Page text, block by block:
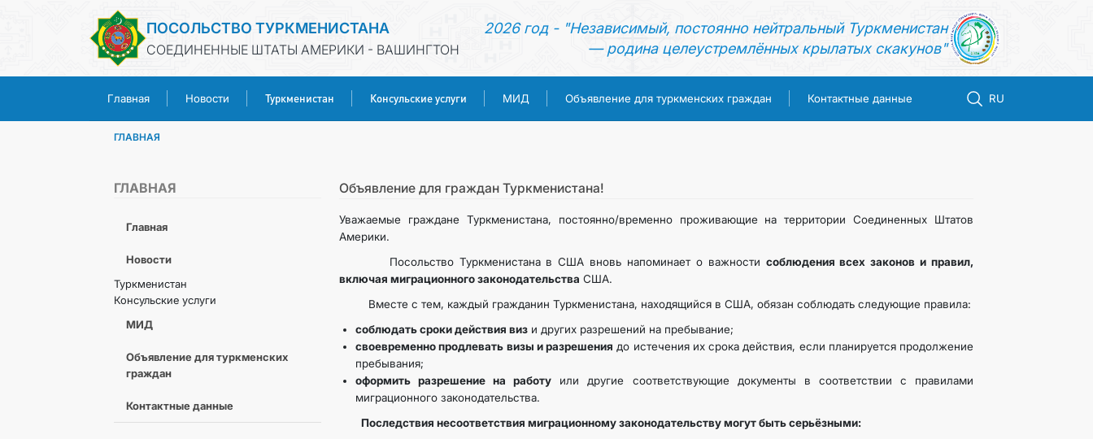
ПОСОЛЬСТВО ТУРКМЕНИСТАНА
СОЕДИНЕННЫЕ ШТАТЫ АМЕРИКИ - ВАШИНГТОН
2026 год - "Независимый, постоянно нейтральный Туркменистан
— родина целеустремлённых крылатых скакунов"
Главная Новости Туркменистан Консульские услуги МИД Объявление для туркменских граждан Контактные данные RU
НОВОСТИ
КОНСУЛЬСКИЕ УСЛУГИ
ОБЪЯВЛЕНИЕ ДЛЯ ТУРКМЕНСКИХ ГРАЖДАН
КОНТАКТНЫЕ ДАННЫЕ
ГЛАВНАЯ
ГЛАВНАЯ
Главная
Новости
Туркменистан
Консульские услуги
МИД
Объявление для туркменских
граждан
Контактные данные
Объявление для граждан Туркменистана!
Уважаемые граждане Туркменистана, постоянно/временно проживающие на территории Соединенных Штатов
Америки.
Посольство Туркменистана в США вновь напоминает о важности соблюдения всех законов и правил,
включая миграционного законодательства США.
Вместе с тем, каждый гражданин Туркменистана, находящийся в США, обязан соблюдать следующие правила:
соблюдать сроки действия виз и других разрешений на пребывание;
своевременно продлевать визы и разрешения до истечения их срока действия, если планируется продолжение
пребывания;
оформить разрешение на работу или другие соответствующие документы в соответствии с правилами
миграционного законодательства.
Последствия несоответствия миграционному законодательству могут быть серьёзными: